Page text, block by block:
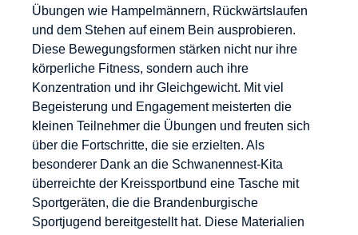
Übungen wie Hampelmännern, Rückwärtslaufen
und dem Stehen auf einem Bein ausprobieren.
Diese Bewegungsformen stärken nicht nur ihre
körperliche Fitness, sondern auch ihre
Konzentration und ihr Gleichgewicht. Mit viel
Begeisterung und Engagement meisterten die
kleinen Teilnehmer die Übungen und freuten sich
über die Fortschritte, die sie erzielten. Als
besonderer Dank an die Schwanennest-Kita
überreichte der Kreissportbund eine Tasche mit
Sportgeräten, die die Brandenburgische
Sportjugend bereitgestellt hat. Diese Materialien